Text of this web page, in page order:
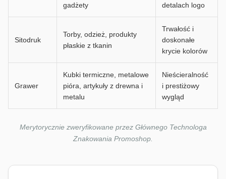
gadżety
detalach logo
Sitodruk
Torby, odzież, produkty
płaskie z tkanin
Trwałość i
doskonałe
krycie kolorów
Grawer
Kubki termiczne, metalowe
pióra, artykuły z drewna i
metalu
Nieścieralność
i prestiżowy
wygląd
Merytorycznie zweryfikowane przez Głównego Technologa
Znakowania Promoshop.